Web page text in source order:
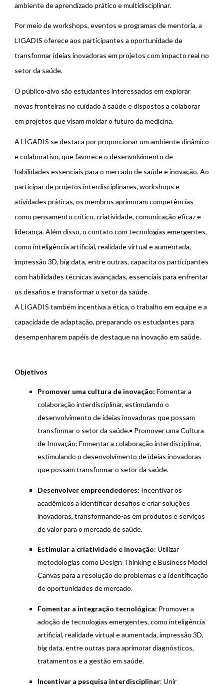
ambiente de aprendizado prático e multidisciplinar.
Por meio de workshops, eventos e programas de mentoria, a
LIGADIS oferece aos participantes a oportunidade de
transformar ideias inovadoras em projetos com impacto real no
setor da saúde.
O público-alvo são estudantes interessados em explorar
novas fronteiras no cuidado à saúde e dispostos a colaborar
em projetos que visam moldar o futuro da medicina.
A LIGADIS se destaca por proporcionar um ambiente dinâmico
e colaborativo, que favorece o desenvolvimento de
habilidades essenciais para o mercado de saúde e inovação. Ao
participar de projetos interdisciplinares, workshops e
atividades práticas, os membros aprimoram competências
como pensamento crítico, criatividade, comunicação eficaz e
liderança. Além disso, o contato com tecnologias emergentes,
como inteligência artificial, realidade virtual e aumentada,
impressão 3D, big data, entre outras, capacita os participantes
com habilidades técnicas avançadas, essenciais para enfrentar
os desafios e transformar o setor da saúde.
A LIGADIS também incentiva a ética, o trabalho em equipe e a
capacidade de adaptação, preparando os estudantes para
desempenharem papéis de destaque na inovação em saúde.
Objetivos
Promover uma cultura de inovação: Fomentar a
colaboração interdisciplinar, estimulando o
desenvolvimento de ideias inovadoras que possam
transformar o setor da saúde.• Promover uma Cultura
de Inovação: Fomentar a colaboração interdisciplinar,
estimulando o desenvolvimento de ideias inovadoras
que possam transformar o setor da saúde.
Desenvolver empreendedores: Incentivar os
acadêmicos a identificar desafios e criar soluções
inovadoras, transformando-as em produtos e serviços
de valor para o mercado de saúde.
Estimular a criatividade e inovação: Utilizar
metodologias como Design Thinking e Business Model
Canvas para a resolução de problemas e a identificação
de oportunidades de mercado.
Fomentar a integração tecnológica: Promover a
adoção de tecnologias emergentes, como inteligência
artificial, realidade virtual e aumentada, impressão 3D,
big data, entre outras para aprimorar diagnósticos,
tratamentos e a gestão em saúde.
Incentivar a pesquisa interdisciplinar: Unir